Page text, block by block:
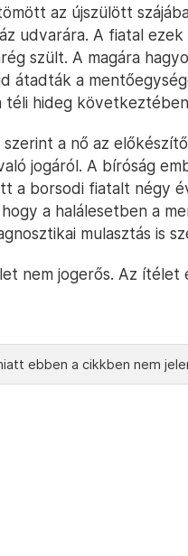
az újszülött
udvarára. A fiatal
szült. A magára
átadták a
téli hideg
a nő az
jogáról. A bíróság
a borsodi fiatalt négy
a halálesetben a
mulasztás is
nem jogerős. Az ítélet
ebben a cikkben nem